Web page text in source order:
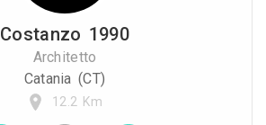
Costanzo 1990
Architetto
Catania (CT)
12.2 Km